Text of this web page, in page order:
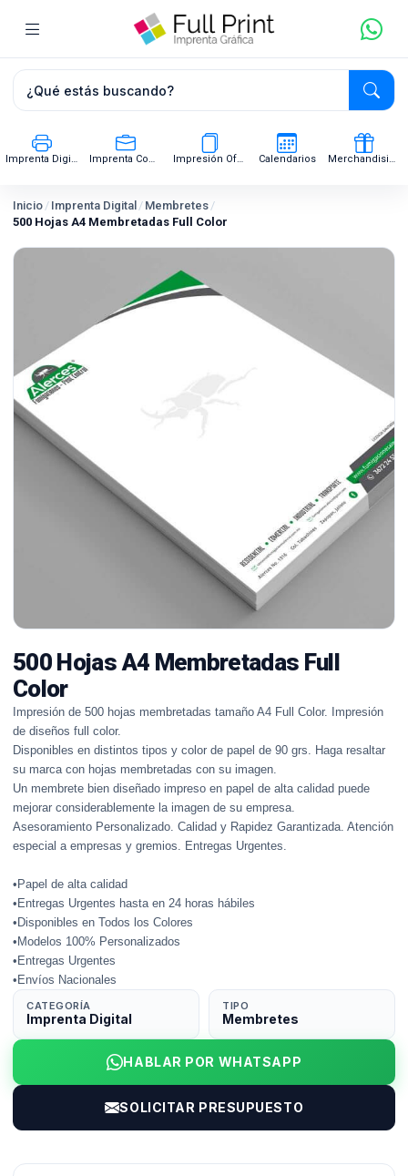
Imprenta Digital Imprenta Comercial Impresión Offset Calendarios Merchandising
Inicio / Imprenta Digital / Membretes /
500 Hojas A4 Membretadas Full Color
500 Hojas A4 Membretadas Full
Color
Impresión de 500 hojas membretadas tamaño A4 Full Color. Impresión
de diseños full color.
Disponibles en distintos tipos y color de papel de 90 grs. Haga resaltar
su marca con hojas membretadas con su imagen.
Un membrete bien diseñado impreso en papel de alta calidad puede
mejorar considerablemente la imagen de su empresa.
Asesoramiento Personalizado. Calidad y Rapidez Garantizada. Atención
especial a empresas y gremios. Entregas Urgentes.
•Papel de alta calidad
•Entregas Urgentes hasta en 24 horas hábiles
•Disponibles en Todos los Colores
•Modelos 100% Personalizados
•Entregas Urgentes
•Envíos Nacionales
CATEGORÍA
Imprenta Digital
TIPO
Membretes
HABLAR POR WHATSAPP
SOLICITAR PRESUPUESTO